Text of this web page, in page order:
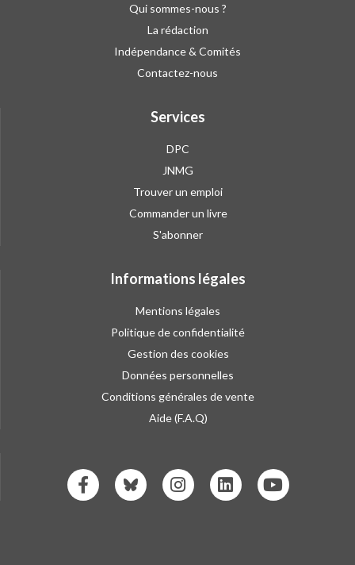
Qui sommes-nous ?
La rédaction
Indépendance & Comités
Contactez-nous
Services
DPC
JNMG
Trouver un emploi
Commander un livre
S'abonner
Informations légales
Mentions légales
Politique de confidentialité
Gestion des cookies
Données personnelles
Conditions générales de vente
Aide (F.A.Q)